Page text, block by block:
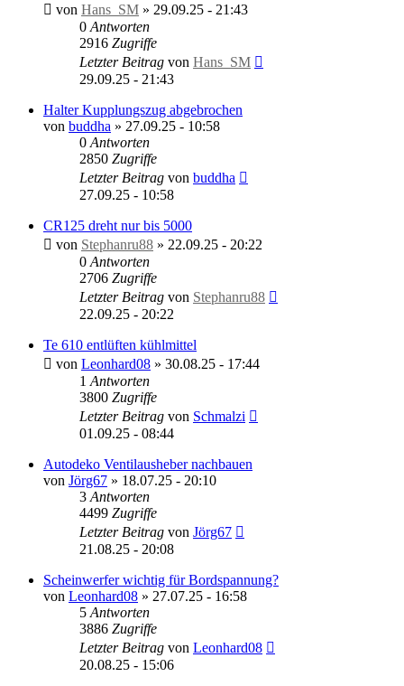
von Hans_SM » 29.09.25 - 21:43
0 Antworten
2916 Zugriffe
Letzter Beitrag von Hans_SM
29.09.25 - 21:43
Halter Kupplungszug abgebrochen
von buddha » 27.09.25 - 10:58
0 Antworten
2850 Zugriffe
Letzter Beitrag von buddha
27.09.25 - 10:58
CR125 dreht nur bis 5000
von Stephanru88 » 22.09.25 - 20:22
0 Antworten
2706 Zugriffe
Letzter Beitrag von Stephanru88
22.09.25 - 20:22
Te 610 entlüften kühlmittel
von Leonhard08 » 30.08.25 - 17:44
1 Antworten
3800 Zugriffe
Letzter Beitrag von Schmalzi
01.09.25 - 08:44
Autodeko Ventilausheber nachbauen
von Jörg67 » 18.07.25 - 20:10
3 Antworten
4499 Zugriffe
Letzter Beitrag von Jörg67
21.08.25 - 20:08
Scheinwerfer wichtig für Bordspannung?
von Leonhard08 » 27.07.25 - 16:58
5 Antworten
3886 Zugriffe
Letzter Beitrag von Leonhard08
20.08.25 - 15:06